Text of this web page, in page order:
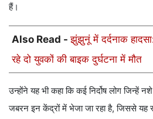
हैं।
Also Read -झुंझुनूं में दर्दनाक
रहे दो युवकों की बाइक दुर्घटना में मौत
उन्होंने यह भी कहा कि कई निर्दोष लोग जिन्हें
जबरन इन केंद्रों में भेजा जा रहा है, जिससे यह